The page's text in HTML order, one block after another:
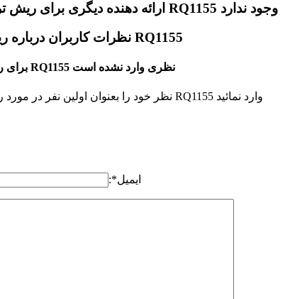
ارائه دهنده دیگری برای ریش تراش فوق حساس فیلیپس مدل RQ1155 وجود ندارد
نظرات کاربران درباره ریش تراش فوق حساس فیلیپس مدل RQ1155
برای ریش تراش فوق حساس فیلیپس مدل RQ1155 نظری وارد نشده است
نظر خود را بعنوان اولین نفر در مورد ریش تراش فوق حساس فیلیپس مدل RQ1155 وارد نمائید
ایمیل*: